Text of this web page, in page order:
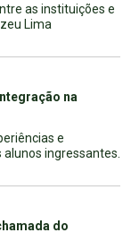
as instituições e
Lima
na
e
ingressantes.
do